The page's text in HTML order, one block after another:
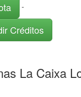
-
Créditos
La Caixa